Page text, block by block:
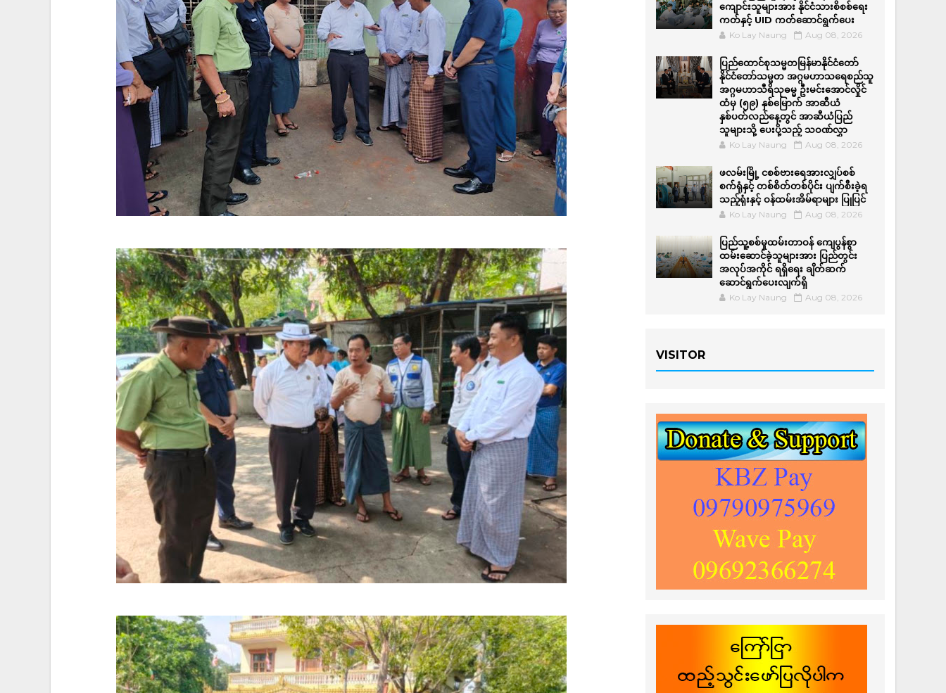
ကျောင်းသူများအား နိုင်ငံသားစိစစ်ရေး
ကတ်နှင့် UID ကတ်ဆောင်ရွက်ပေး
Ko Lay Naung Aug 08, 2026
ပြည်ထောင်စုသမ္မတမြန်မာနိုင်ငံတော်
နိုင်ငံတော်သမ္မတ အဂ္ဂမဟာသရေစည်သူ
အဂ္ဂမဟာသီရိသုဓမ္မ ဦးမင်းအောင်လှိုင်
ထံမှ (၅၉) နှစ်မြောက် အာဆီယံ
နှစ်ပတ်လည်နေ့တွင် အာဆီယံပြည်
သူများသို့ ပေးပို့သည့် သဝဏ်လွှာ
Ko Lay Naung Aug 08, 2026
ဖလမ်းမြို့ ငစစ်ဗားရေအားလျှပ်စစ်
စက်ရုံနှင့် တစ်စိတ်တစ်ပိုင်း ပျက်စီးခဲ့ရ
သည့်ရုံးနှင့် ဝန်ထမ်းအိမ်ရာများ ပြုပြင်
Ko Lay Naung Aug 08, 2026
ပြည်သူ့စစ်မှုထမ်းတာဝန် ကျေပွန်စွာ
ထမ်းဆောင်ခဲ့သူများအား ပြည်တွင်း
အလုပ်အကိုင် ရရှိရေး ချိတ်ဆက်
ဆောင်ရွက်ပေးလျက်ရှိ
Ko Lay Naung Aug 08, 2026
VISITOR